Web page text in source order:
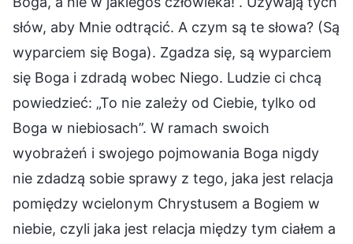
słów, aby Mnie odtrącić. A czym są te słowa? (Są
wyparciem się Boga). Zgadza się, są wyparciem
się Boga i zdradą wobec Niego. Ludzie ci chcą
powiedzieć: „To nie zależy od Ciebie, tylko od
Boga w niebiosach”. W ramach swoich
wyobrażeń i swojego pojmowania Boga nigdy
nie zdadzą sobie sprawy z tego, jaka jest relacja
pomiędzy wcielonym Chrystusem a Bogiem w
niebie, czyli jaka jest relacja między tym ciałem a